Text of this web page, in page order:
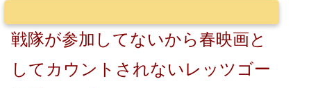
戦隊が参加してないから春映画と
してカウントされないレッツゴー